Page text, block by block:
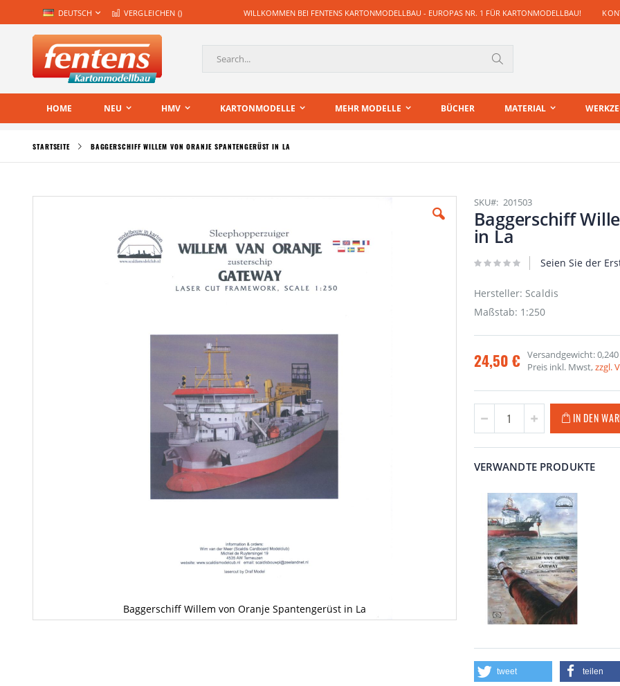
Zum
Inhalt
springen
SPRACHEDEUTSCH WILLKOMMEN BEI FENTENS KARTONMODELLBAU - EUROPAS NR. 1 FÜR KARTONMODELLBAU!
VERGLEICHEN ()
HOME NEU HMV KARTONMODELLE MEHR MODELLE BÜCHER MATERIAL
STARTSEITE BAGGERSCHIFF WILLEM VON ORANJE SPANTENGERÜST IN LA
Baggerschiff Willem von Oranje Spantengerüst in La
SKU 201503
Baggerschiff
in La
Seien Sie der
Hersteller: Scaldis
Maßstab: 1:250
24,50 € Versandgewicht:
Preis inkl. Mwst,zzgl.
IN DEN
VERWANDTE PRODUKTE
tweet teilen